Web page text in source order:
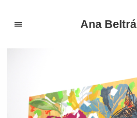
Ana Beltrá